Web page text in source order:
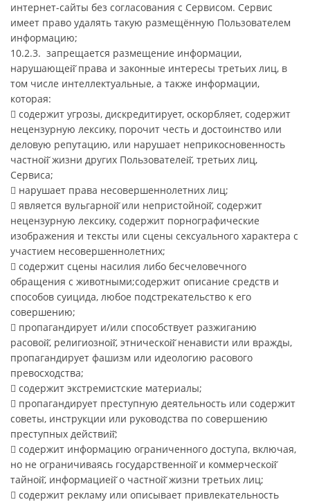
интернет-сайты без согласования с Сервисом. Сервис
имеет право удалять такую размещённую Пользователем
информацию;
10.2.3. запрещается размещение информации,
нарушающей̆ права и законные интересы третьих лиц, в
том числе интеллектуальные, а также информации,
которая:
 содержит угрозы, дискредитирует, оскорбляет, содержит
нецензурную лексику, порочит честь и достоинство или
деловую репутацию, или нарушает неприкосновенность
частной̆ жизни других Пользователей̆, третьих лиц,
Сервиса;
 нарушает права несовершеннолетних лиц;
 является вульгарной̆ или непристойной̆, содержит
нецензурную лексику, содержит порнографические
изображения и тексты или сцены сексуального характера с
участием несовершеннолетних;
 содержит сцены насилия либо бесчеловечного
обращения с животными;содержит описание средств и
способов суицида, любое подстрекательство к его
совершению;
 пропагандирует и/или способствует разжиганию
расовой̆, религиозной̆, этнической̆ ненависти или вражды,
пропагандирует фашизм или идеологию расового
превосходства;
 содержит экстремистские материалы;
 пропагандирует преступную деятельность или содержит
советы, инструкции или руководства по совершению
преступных действий̆;
 содержит информацию ограниченного доступа, включая,
но не ограничиваясь государственной̆ и коммерческой̆
тайной̆, информацией̆ о частной̆ жизни третьих лиц;
 содержит рекламу или описывает привлекательность